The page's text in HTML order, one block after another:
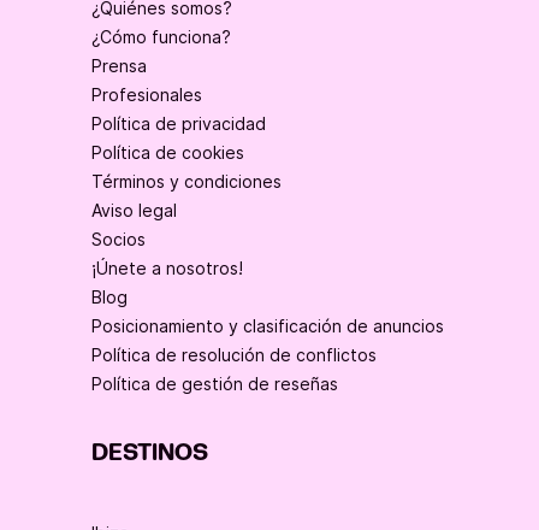
¿Quiénes somos?
¿Cómo funciona?
Prensa
Profesionales
Política de privacidad
Política de cookies
Términos y condiciones
Aviso legal
Socios
¡Únete a nosotros!
Blog
Posicionamiento y clasificación de anuncios
Política de resolución de conflictos
Política de gestión de reseñas
DESTINOS